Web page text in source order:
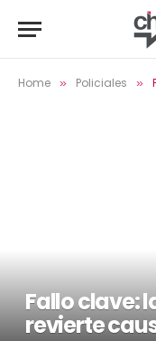
Home » Policiales »
Fallo clave:
revierte